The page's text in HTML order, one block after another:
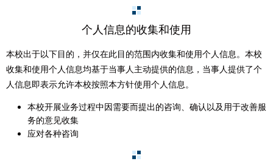
个人信息的收集和使用
本校出于以下目的，并仅在此目的范围内收集和使用个人信息。本校
收集和使用个人信息均基于当事人主动提供的信息，当事人提供了个
人信息即表示允许本校按照本方针使用个人信息。
本校开展业务过程中因需要而提出的咨询、确认以及用于改善服
务的意见收集
应对各种咨询